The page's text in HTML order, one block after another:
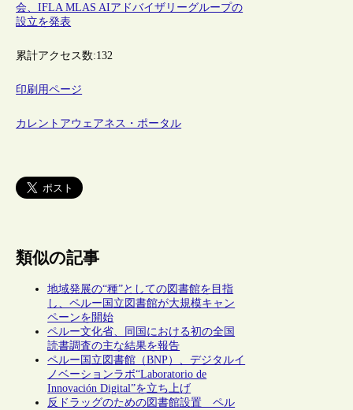
会、IFLA MLAS AIアドバイザリーグループの
設立を発表
累計アクセス数:132
印刷用ページ
カレントアウェアネス・ポータル
類似の記事
地域発展の“種”としての図書館を目指
し、ペルー国立図書館が大規模キャン
ペーンを開始
ペルー文化省、同国における初の全国
読書調査の主な結果を報告
ペルー国立図書館（BNP）、デジタルイ
ノベーションラボ“Laboratorio de
Innovación Digital”を立ち上げ
反ドラッグのための図書館設置 ペル